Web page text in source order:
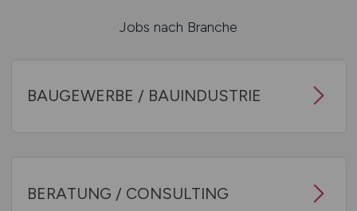
Jobs nach Branche
BAUGEWERBE / BAUINDUSTRIE
BERATUNG / CONSULTING